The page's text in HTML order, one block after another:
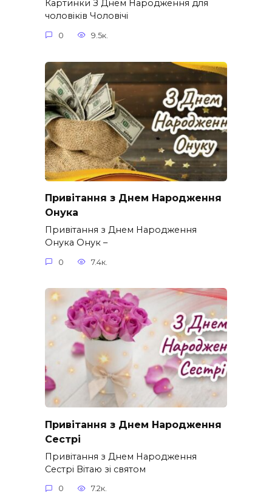
Картинки З Днем Народження для
чоловіків​ Чоловічі
0 9.5к.
Привітання з Днем Народження
Онука
Привітання з Днем Народження
Онука Онук –
0 7.4к.
Привітання з Днем Народження
Сестрі
Привітання з Днем Народження
Сестрі Вітаю зі святом
0 7.2к.